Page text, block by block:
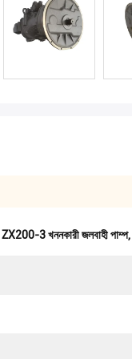
ZX200-3 খননকারী জলবাহী পাম্প,